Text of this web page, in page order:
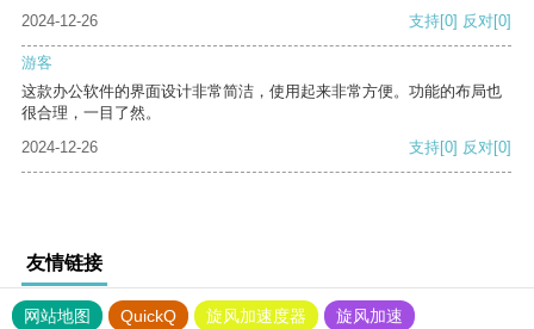
2024-12-26
支持[0] 反对[0]
游客
这款办公软件的界面设计非常简洁，使用起来非常方便。功能的布局也
很合理，一目了然。
2024-12-26
支持[0] 反对[0]
友情链接
网站地图 QuickQ 旋风加速度器
旋风加速